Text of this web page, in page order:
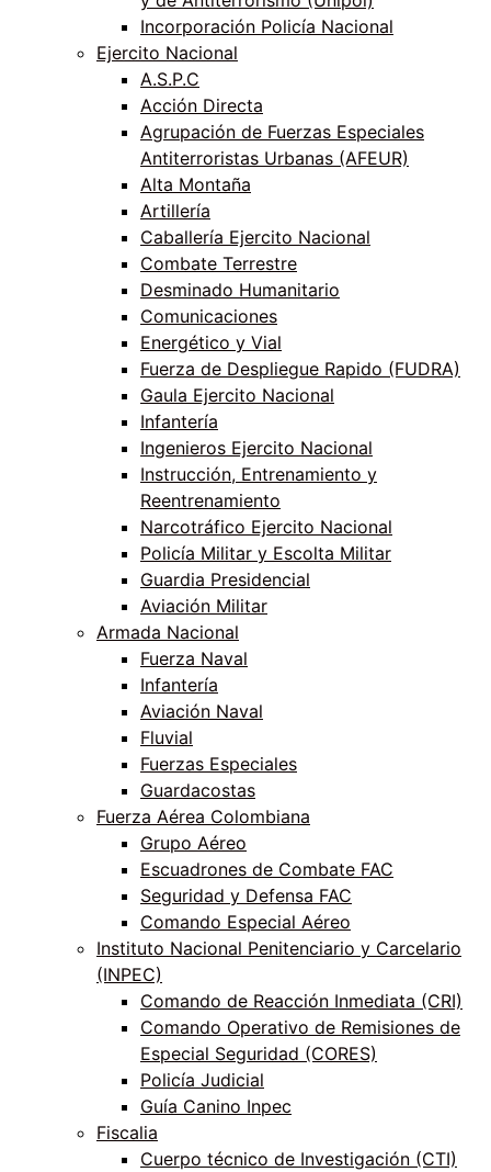
Incorporación Policía Nacional
Ejercito Nacional
A.S.P.C
Acción Directa
Agrupación de Fuerzas Especiales
Antiterroristas Urbanas (AFEUR)
Alta Montaña
Artillería
Caballería Ejercito Nacional
Combate Terrestre
Desminado Humanitario
Comunicaciones
Energético y Vial
Fuerza de Despliegue Rapido (FUDRA)
Gaula Ejercito Nacional
Infantería
Ingenieros Ejercito Nacional
Instrucción, Entrenamiento y
Reentrenamiento
Narcotráfico Ejercito Nacional
Policía Militar y Escolta Militar
Guardia Presidencial
Aviación Militar
Armada Nacional
Fuerza Naval
Infantería
Aviación Naval
Fluvial
Fuerzas Especiales
Guardacostas
Fuerza Aérea Colombiana
Grupo Aéreo
Escuadrones de Combate FAC
Seguridad y Defensa FAC
Comando Especial Aéreo
Instituto Nacional Penitenciario y Carcelario
(INPEC)
Comando de Reacción Inmediata (CRI)
Comando Operativo de Remisiones de
Especial Seguridad (CORES)
Policía Judicial
Guía Canino Inpec
Fiscalia
Cuerpo técnico de Investigación (CTI)